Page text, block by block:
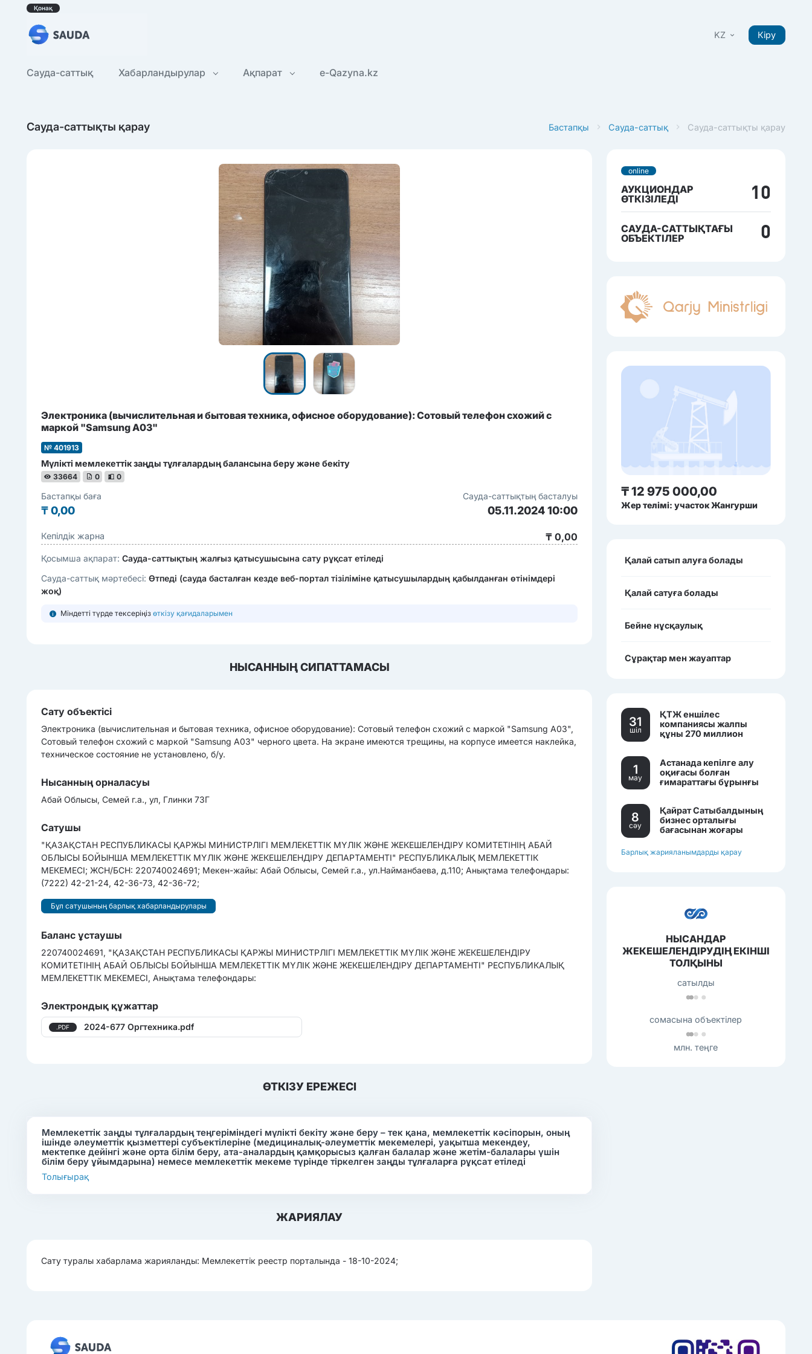
Қонақ
KZ Кіру
Сауда-саттық Хабарландырулар Ақпарат e-Qazyna.kz
Бастапқы Сауда-саттық Сауда-саттықты қарау
Сауда-саттықты қарау
Электроника (вычиcлительная и бытовая техника, офиcное оборудование): Сотовый телефон схожий с
маркой "Samsung А03"
№ 401913
Мүлікті мемлекеттік заңды тұлғалардың балансына беру және бекіту
33664 0 0
Бастапқы баға
₸0,00
Сауда-саттықтың басталуы
05.11.2024 10:00
Кепілдік жарна ₸ 0,00
Қосымша ақпарат:Сауда-саттықтың жалғыз қатысушысына сату рұқсат етіледі
Сауда-саттық мәртебесі:Өтпеді (сауда басталған кезде веб-портал тізіліміне қатысушылардың қабылданған өтінімдері
жоқ)
Міндетті түрде тексеріңізөткізу қағидаларымен
НЫСАННЫҢ СИПАТТАМАСЫ
Сату объектісі
Электроника (вычиcлительная и бытовая техника, офиcное оборудование): Сотовый телефон схожий с маркой "Samsung А03",
Сотовый телефон схожий с маркой "Samsung А03" черного цвета. На экране имеются трещины, на корпусе имеется наклейка,
техническое состояние не установлено, б/у.
Нысанның орналасуы
Абай Облысы, Семей г.а., ул, Глинки 73Г
Сатушы
"ҚАЗАҚСТАН РЕСПУБЛИКАСЫ ҚАРЖЫ МИНИСТРЛІГІ МЕМЛЕКЕТТІК МҮЛІК ЖӘНЕ ЖЕКЕШЕЛЕНДІРУ КОМИТЕТІНІҢ АБАЙ
ОБЛЫСЫ БОЙЫНША МЕМЛЕКЕТТІК МҮЛІК ЖӘНЕ ЖЕКЕШЕЛЕНДІРУ ДЕПАРТАМЕНТІ" РЕСПУБЛИКАЛЫҚ МЕМЛЕКЕТТІК
МЕКЕМЕСІ; ЖСН/БСН: 220740024691; Мекен-жайы: Абай Облысы, Семей г.а., ул.Найманбаева, д.110; Анықтама телефондары:
(7222) 42-21-24, 42-36-73, 42-36-72;
Бұл сатушының барлық хабарландырулары
Баланс ұстаушы
220740024691, "ҚАЗАҚСТАН РЕСПУБЛИКАСЫ ҚАРЖЫ МИНИСТРЛІГІ МЕМЛЕКЕТТІК МҮЛІК ЖӘНЕ ЖЕКЕШЕЛЕНДІРУ
КОМИТЕТІНІҢ АБАЙ ОБЛЫСЫ БОЙЫНША МЕМЛЕКЕТТІК МҮЛІК ЖӘНЕ ЖЕКЕШЕЛЕНДІРУ ДЕПАРТАМЕНТІ" РЕСПУБЛИКАЛЫҚ
МЕМЛЕКЕТТІК МЕКЕМЕСІ, Анықтама телефондары:
Электрондық құжаттар
.PDF 2024-677 Оргтехника.pdf
ӨТКІЗУ ЕРЕЖЕСІ
Мемлекеттік заңды тұлғалардың теңгеріміндегі мүлікті бекіту және беру – тек қана, мемлекеттік кәсіпорын, оның
ішінде әлеуметтік қызметтері субъектілеріне (медициналық-әлеуметтік мекемелері, уақытша мекендеу,
мектепке дейінгі және орта білім беру, ата-аналардың қамқорысыз қалған балалар және жетім-балалары үшін
білім беру ұйымдарына) немесе мемлекеттік мекеме түрінде тіркелген заңды тұлғаларға рұқсат етіледі
Толығырақ
ЖАРИЯЛАУ
Сату туралы хабарлама жарияланды: Мемлекеттік реестр порталында - 18-10-2024;
online
АУКЦИОНДАР
ӨТКІЗІЛЕДІ
10
САУДА-САТТЫҚТАҒЫ
ОБЪЕКТІЛЕР
0
₸ 12 975 000,00
Жер телімі: участок Жангурши
Қалай сатып алуға болады
Қалай сатуға болады
Бейне нұсқаулық
Сұрақтар мен жауаптар
31
шiл
ҚТЖ еншілес
компаниясы жалпы
құны 270 миллион
қойды.
1
мау
Астанада кепілге алу
оқиғасы болған
ғимараттағы бұрынғы
8
сәу
Қайрат Сатыбалдының
бизнес орталығы
бағасынан жоғары
жатқан еді.
Барлық жарияланымдарды қарау
НЫСАНДАР
ЖЕКЕШЕЛЕНДІРУДІҢ ЕКІНШІ
ТОЛҚЫНЫ
сатылды
сомасына объектілер
млн. теңге